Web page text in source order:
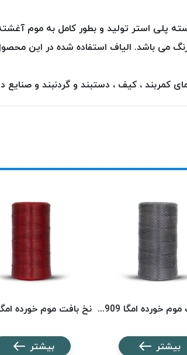
بندی این نوع محصول افزون بر ۳۰ رنگ می باشد. الیاف
کمربند ، کیف ، دستبند و گردنبند و صنایع
نخ بافت موم خورده امگا 2909 (500 متری) OMEGA
بیشتر بیشتر